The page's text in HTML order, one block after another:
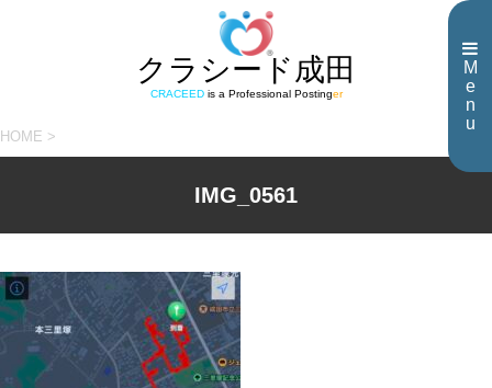
M
e
n
u
クラシード成田
CRACEEDis a Professional Postinger
HOME >
IMG_0561